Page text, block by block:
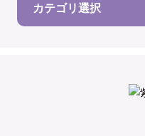
カテゴリ選択